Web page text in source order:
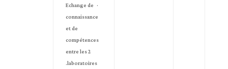
· Echange de
connaissance
et de
compétences
entre les 2
laboratoires.